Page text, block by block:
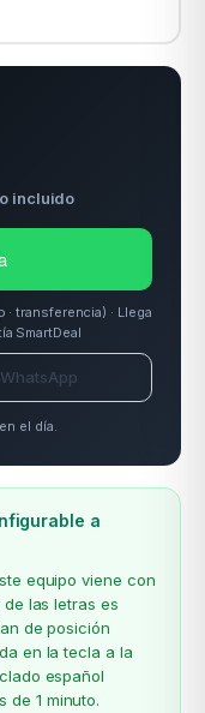
incluido
transferencia) · Llega
SmartDeal
el día.
a
equipo viene con
de las letras es
de posición
en la tecla a la
español
de 1 minuto.